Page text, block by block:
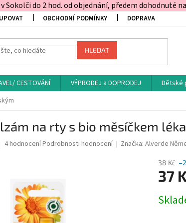
v Sokolči do 2 hod. od objednání, předem dohodnuté
OBCHODNÍ PODMÍNKY DOPRAVA
HLEDAT
CESTOVÁNÍ VÝPRODEJ a DOPRODEJ Dětské
na rty s bio měsíčkem
Průměrné
hvězdiček.
4 hodnoceníPodrobnosti hodnocení Značka:Alverde
38 Kč
37
cena: